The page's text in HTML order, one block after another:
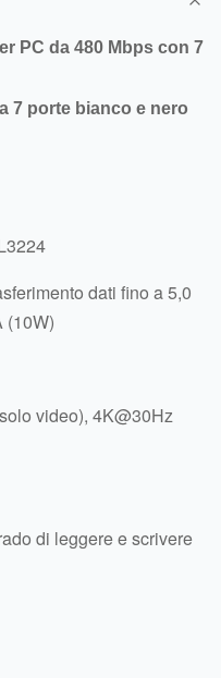
PC da 480 Mbps con 7
7 porte bianco e nero
dati fino a 5,0
(10W)
video), 4K@30Hz
di leggere e scrivere